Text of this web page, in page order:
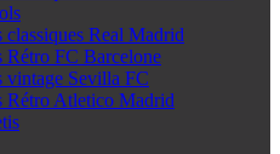
Real Madrid
Rétro FC Barcelone
vintage Sevilla FC
Rétro Atletico Madrid